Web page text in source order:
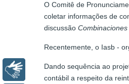
O Comitê de
coletar informações de
discussão
Recentemente, o Iasb -
Dando sequência ao
contábil a respeito da
Libras